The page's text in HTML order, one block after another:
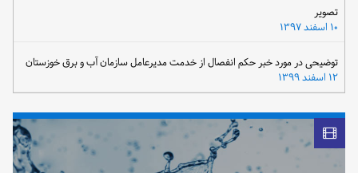
تصویر
توضیحی در مورد خبر حکم انفصال از خدمت مدیرعامل سازمان آب و برق خوزستان
۱۲ اسفند ۱۳۹۹